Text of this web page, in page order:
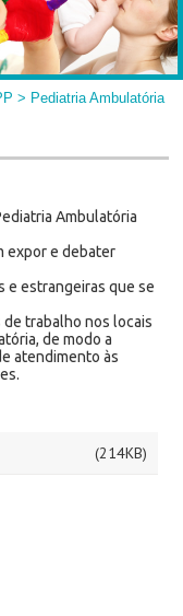
> Pediatria Ambulatória
Ambulatória
expor e debater
e estrangeiras que se
trabalho nos locais
de modo a
atendimento às
(214KB)